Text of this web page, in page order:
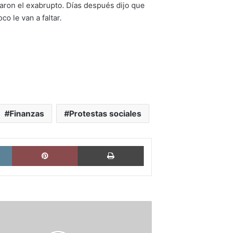
el exabrupto. Días después dijo que
le van a faltar.
Finanzas Protestas sociales
LinkedIn Pinterest Imprimir